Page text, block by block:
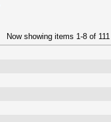
Now showing items 1-8 of 111